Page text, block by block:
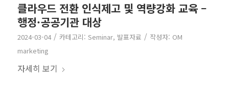
클라우드 전환 인식제고 및 역량강화 교육 –
행정·공공기관 대상
2024-03-04 / 카테고리: Seminar, 발표자료 / 작성자: OM
marketing
자세히 보기